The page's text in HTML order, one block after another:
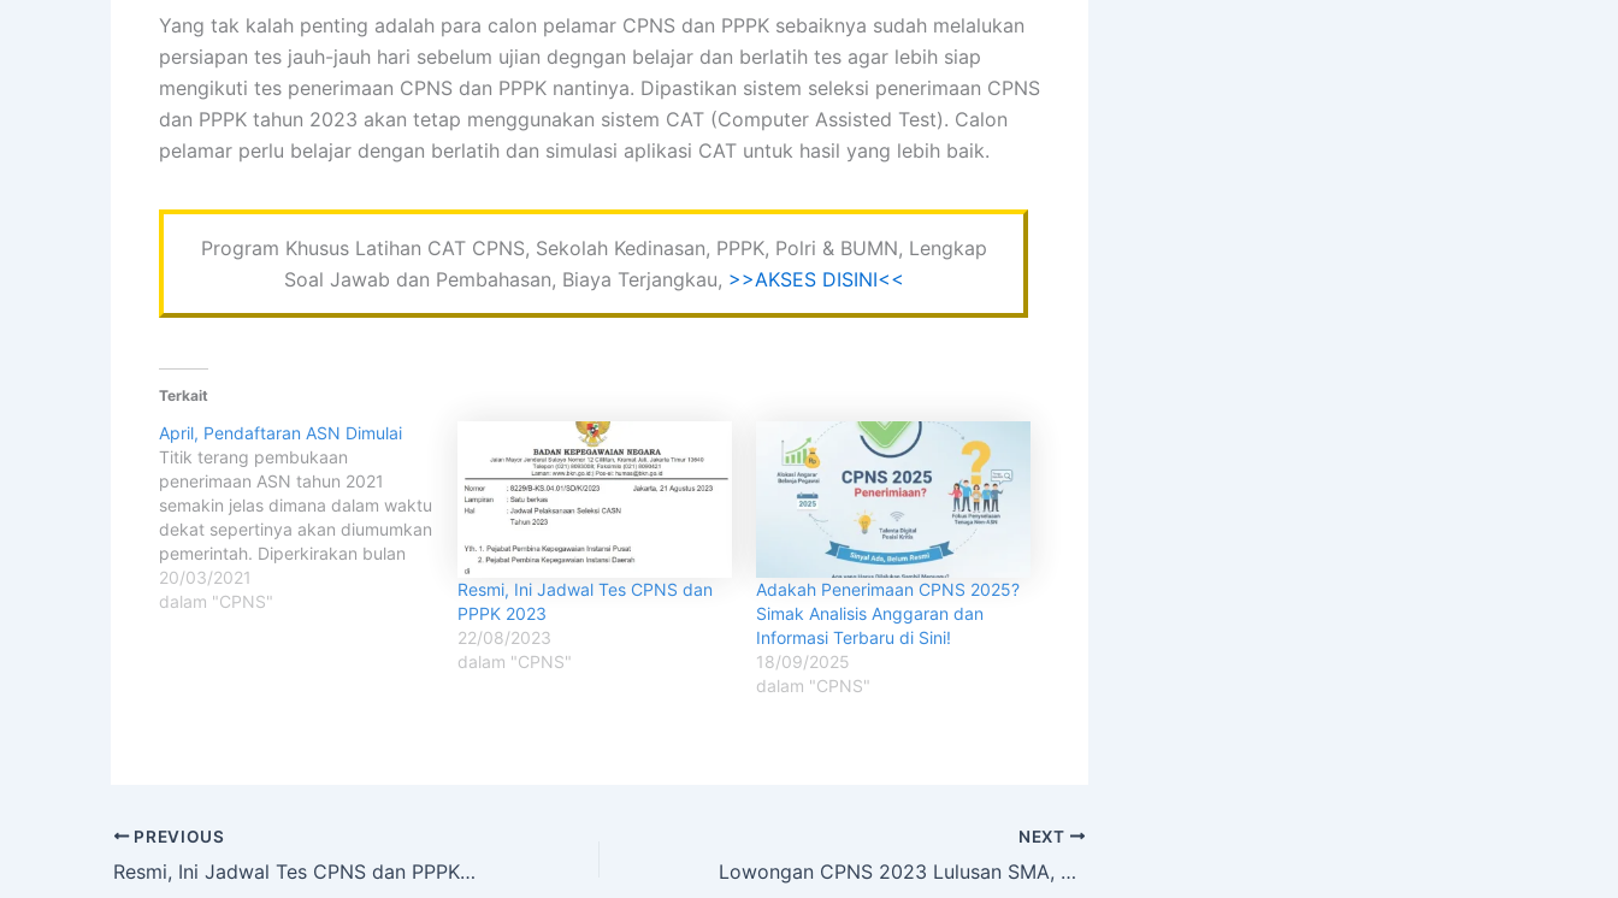
Yang tak kalah penting adalah para calon pelamar CPNS dan PPPK sebaiknya sudah melalukan
persiapan tes jauh-jauh hari sebelum ujian degngan belajar dan berlatih tes agar lebih siap
mengikuti tes penerimaan CPNS dan PPPK nantinya. Dipastikan sistem seleksi penerimaan CPNS
dan PPPK tahun 2023 akan tetap menggunakan sistem CAT (Computer Assisted Test). Calon
pelamar perlu belajar dengan berlatih dan simulasi aplikasi CAT untuk hasil yang lebih baik.
Program Khusus Latihan CAT CPNS, Sekolah Kedinasan, PPPK, Polri & BUMN, Lengkap
Soal Jawab dan Pembahasan, Biaya Terjangkau, >>AKSES DISINI<<
Terkait
April, Pendaftaran ASN Dimulai
Titik terang pembukaan
penerimaan ASN tahun 2021
semakin jelas dimana dalam waktu
dekat sepertinya akan diumumkan
pemerintah. Diperkirakan bulan
April 2021 tahapan pendaftaran
ASN khususnya akan diawali
20/03/2021
dalam "CPNS"
Resmi, Ini Jadwal Tes CPNS dan
PPPK 2023
22/08/2023
dalam "CPNS"
Adakah Penerimaan CPNS 2025?
Simak Analisis Anggaran dan
Informasi Terbaru di Sini!
18/09/2025
dalam "CPNS"
PREVIOUS
Resmi, Ini Jadwal Tes CPNS dan PPPK 2023
NEXT
Lowongan CPNS 2023 Lulusan SMA, Butuh 5.400 Formasi, Ini Rinciannya